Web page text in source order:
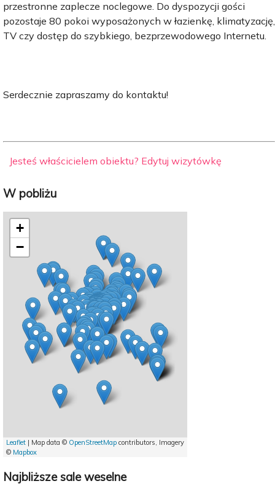
przestronne zaplecze noclegowe. Do dyspozycji gości
pozostaje 80 pokoi wyposażonych w łazienkę, klimatyzację,
TV czy dostęp do szybkiego, bezprzewodowego Internetu.
Serdecznie zapraszamy do kontaktu!
Jesteś właścicielem obiektu? Edytuj wizytówkę
W pobliżu
+
−
Leaflet | Map data © OpenStreetMap contributors, Imagery
© Mapbox
Najbliższe sale weselne